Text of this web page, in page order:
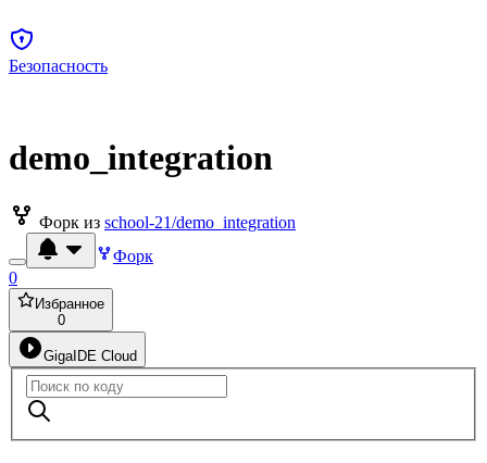
Безопасность
demo_integration
Форк из school-21/demo_integration
Форк
0
Избранное
0
GigaIDE Cloud